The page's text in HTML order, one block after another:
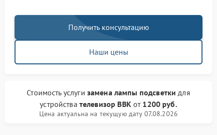
Получить консультацию
Наши цены
Стоимость услуги замена лампы подсветки для
устройства телевизор BBKот 1200 руб.
Цена актуальна на текущую дату 07.08.2026